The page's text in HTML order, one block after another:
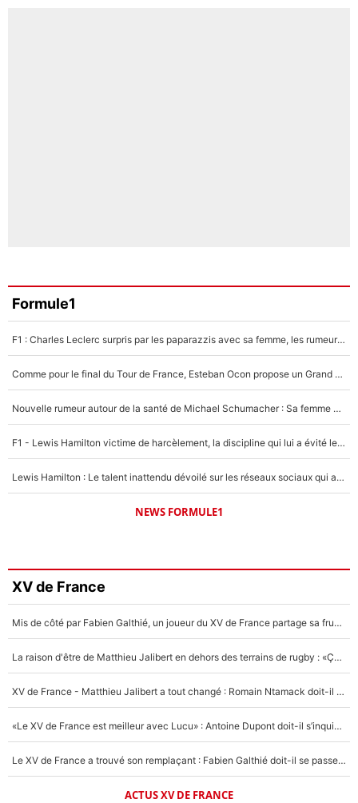
Formule1
F1 : Charles Leclerc surpris par les paparazzis avec sa femme, les rumeurs étaient vraies !
Comme pour le final du Tour de France, Esteban Ocon propose un Grand Prix de Formule 1 à Paris : «Autour de l’Arc de Triomphe, ce serait génial» !
Nouvelle rumeur autour de la santé de Michael Schumacher : Sa femme Corinna sort du silence
F1 - Lewis Hamilton victime de harcèlement, la discipline qui lui a évité le pire : «J'aurais probablement mal tourné»
Lewis Hamilton : Le talent inattendu dévoilé sur les réseaux sociaux qui a impressionné Kim Kardashian pendant leurs vacances en amoureux !
NEWS FORMULE1
XV de France
Mis de côté par Fabien Galthié, un joueur du XV de France partage sa frustration : «ils ne me l’ont pas dit tout de suite»
La raison d'être de Matthieu Jalibert en dehors des terrains de rugby : «Ça m'atteint autant que si tu touches à un membre de ma famille»
XV de France - Matthieu Jalibert a tout changé : Romain Ntamack doit-il s’inquiéter pour sa place à un an de la Coupe du monde ?
«Le XV de France est meilleur avec Lucu» : Antoine Dupont doit-il s’inquiéter pour sa place ?
Le XV de France a trouvé son remplaçant : Fabien Galthié doit-il se passer d'Antoine Dupont ?
ACTUS XV DE FRANCE